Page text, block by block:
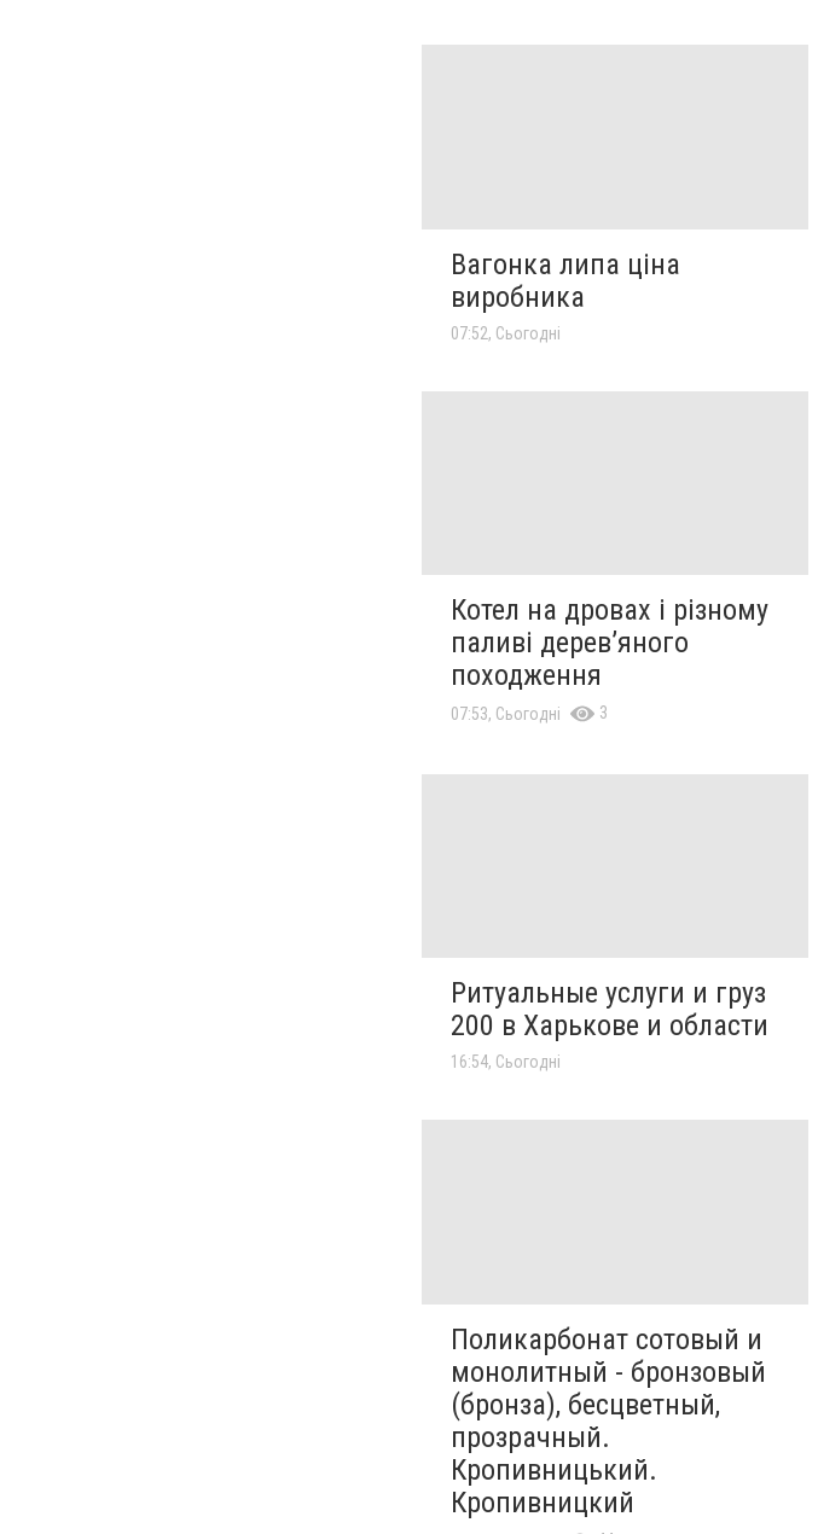
Вагонка липа ціна
виробника
07:52, Сьогодні
Котел на дровах і різному
паливі дерев’яного
походження
07:53, Сьогодні 3
Ритуальные услуги и груз
200 в Харькове и области
16:54, Сьогодні
Поликарбонат сотовый и
монолитный - бронзовый
(бронза), бесцветный,
прозрачный.
Кропивницький.
Кропивницкий